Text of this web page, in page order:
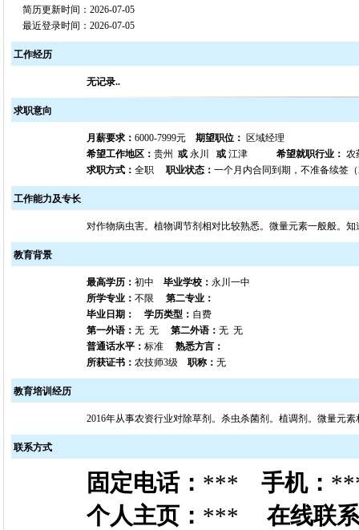
简历更新时间：2026-07-05
最近登录时间：2026-07-05
工作经历
无记录..
求职意向
月薪要求： 6000-7999元 期望职位：
区域经理
希望工作地区： 贵州 或永川 或江津 希望就职行业： 农
求职方式： 全职 职业状态： 一个月内合同到期，不准备续签（
工作能力及专长
对作物病虫害。植物调节剂相对比较熟悉。微量元素一般般。
教育背景
最高学历： 初中 毕业学校： 永川一中
所学专业： 不限 第二专业：
毕业日期：
学历类型： 自费
第一外语： 无 无 第二外语： 无 无
普通话水平： 标准 熟悉方言：
所获证书： 农技师3级 职称： 无
教育培训经历
2016年从事农资行业对除草剂。杀虫杀菌剂。植调剂。微量元
联系方式
固定电话： *** 手机：
个人主页： *** 在线联